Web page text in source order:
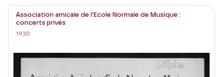
Association amicale de l'Ecole Normale de Musique :
concerts privés
1930